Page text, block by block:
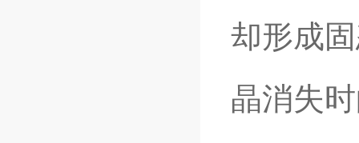
却形成
晶消失